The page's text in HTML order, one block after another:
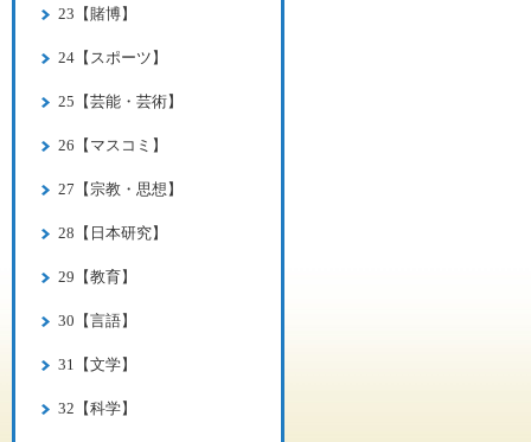
23【賭博】
24【スポーツ】
25【芸能・芸術】
26【マスコミ】
27【宗教・思想】
28【日本研究】
29【教育】
30【言語】
31【文学】
32【科学】